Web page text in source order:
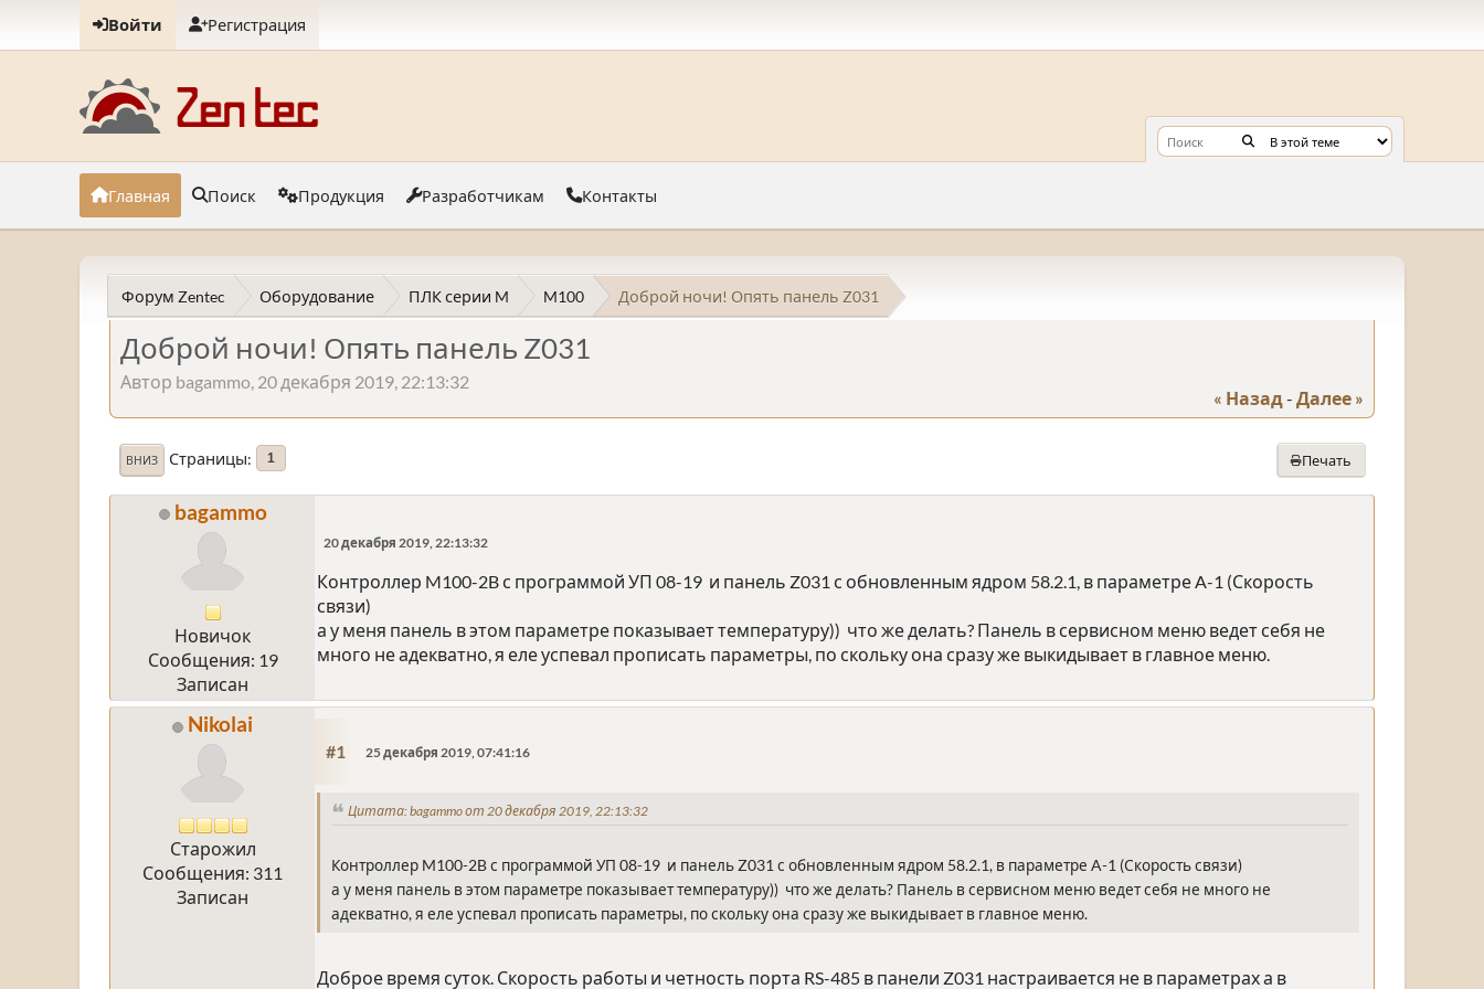
Войти Регистрация
Главная Поиск Продукция Разработчикам Контакты
Форум Zentec Оборудование ПЛК серии M M100 Доброй ночи! Опять панель Z031
Доброй ночи! Опять панель Z031
Автор bagammo, 20 декабря 2019, 22:13:32
« Назад - Далее »
Печать
ВНИЗ Страницы 1
bagammo
Новичок
Сообщения: 19
Записан
20 декабря 2019, 22:13:32
Контроллер M100-2B с программой УП 08-19 и панель Z031 с обновленным ядром 58.2.1, в параметре A-1 (Скорость
связи)
а у меня панель в этом параметре показывает температуру)) что же делать? Панель в сервисном меню ведет себя не
много не адекватно, я еле успевал прописать параметры, по скольку она сразу же выкидывает в главное меню.
Nikolai
Старожил
Сообщения: 311
Записан
#1 25 декабря 2019, 07:41:16
Цитата: bagammo от 20 декабря 2019, 22:13:32
Контроллер M100-2B с программой УП 08-19 и панель Z031 с обновленным ядром 58.2.1, в параметре A-1 (Скорость связи)
а у меня панель в этом параметре показывает температуру)) что же делать? Панель в сервисном меню ведет себя не много не
адекватно, я еле успевал прописать параметры, по скольку она сразу же выкидывает в главное меню.
Доброе время суток. Скорость работы и четность порта RS-485 в панели Z031 настраивается не в параметрах а в